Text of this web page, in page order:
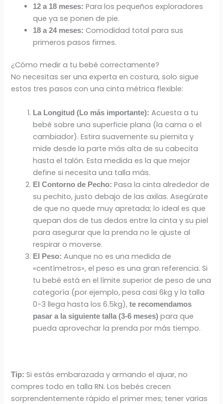
12 a 18 meses: Para los pequeños exploradores
que ya se ponen de pie.
18 a 24 meses: Comodidad total para sus
primeros pasos firmes.
¿Cómo medir a tu bebé correctamente?
No necesitas ser una experta en costura, solo sigue
estos tres pasos con una cinta métrica flexible:
La Longitud (Lo más importante): Acuesta a tu
bebé sobre una superficie plana (la cama o el
cambiador). Estira suavemente su piernita y
mide desde la parte más alta de su cabecita
hasta el talón. Esta medida es la que mejor
define si necesita una talla más.
El Contorno de Pecho:Pasa la cinta alrededor de
su pechito, justo debajo de las axilas. Asegúrate
de que no quede muy apretada; lo ideal es que
quepan dos de tus dedos entre la cinta y su piel
para asegurar que la prenda no le ajuste al
respirar o moverse.
El Peso: Aunque no es una medida de
«centímetros», el peso es una gran referencia. Si
tu bebé está en el límite superior de peso de una
categoría (por ejemplo, pesa casi 6kg y la talla
0-3 llega hasta los 6.5kg),te recomendamos
pasar a la siguiente talla (3-6 meses) para que
pueda aprovechar la prenda por más tiempo.
Tip: Si estás embarazada y armando el ajuar, no
compres todo en talla RN. Los bebés crecen
sorprendentemente rápido el primer mes; tener varias